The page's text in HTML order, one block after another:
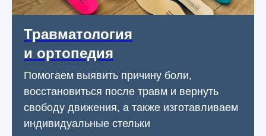
Травматология
и ортопедия
Помогаем выявить причину боли,
восстановиться после травм и вернуть
свободу движения, а также изготавливаем
индивидуальные стельки